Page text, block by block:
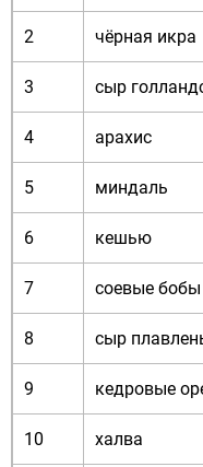
2 чёрная икра
3 сыр
4 арахис
5 миндаль
6 кешью
7 соевые бобы
8 сыр
9 кедровые
10 халва